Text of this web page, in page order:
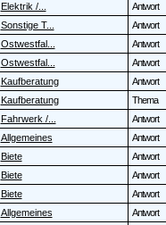
Elektrik /... Antwort
Sonstige T... Antwort
Ostwestfal... Antwort
Ostwestfal... Antwort
Kaufberatung Antwort
Kaufberatung Thema
Fahrwerk /... Antwort
Allgemeines Antwort
Biete Antwort
Biete Antwort
Biete Antwort
Allgemeines Antwort